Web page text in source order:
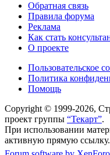
Обратная связь
Правила форума
Реклама
Как стать
О проекте
Пользовательское
Политика
Помощь
Copyright © 1999-2026,
проект группы “Текарт”.
При использовании
активную прямую ссылку.